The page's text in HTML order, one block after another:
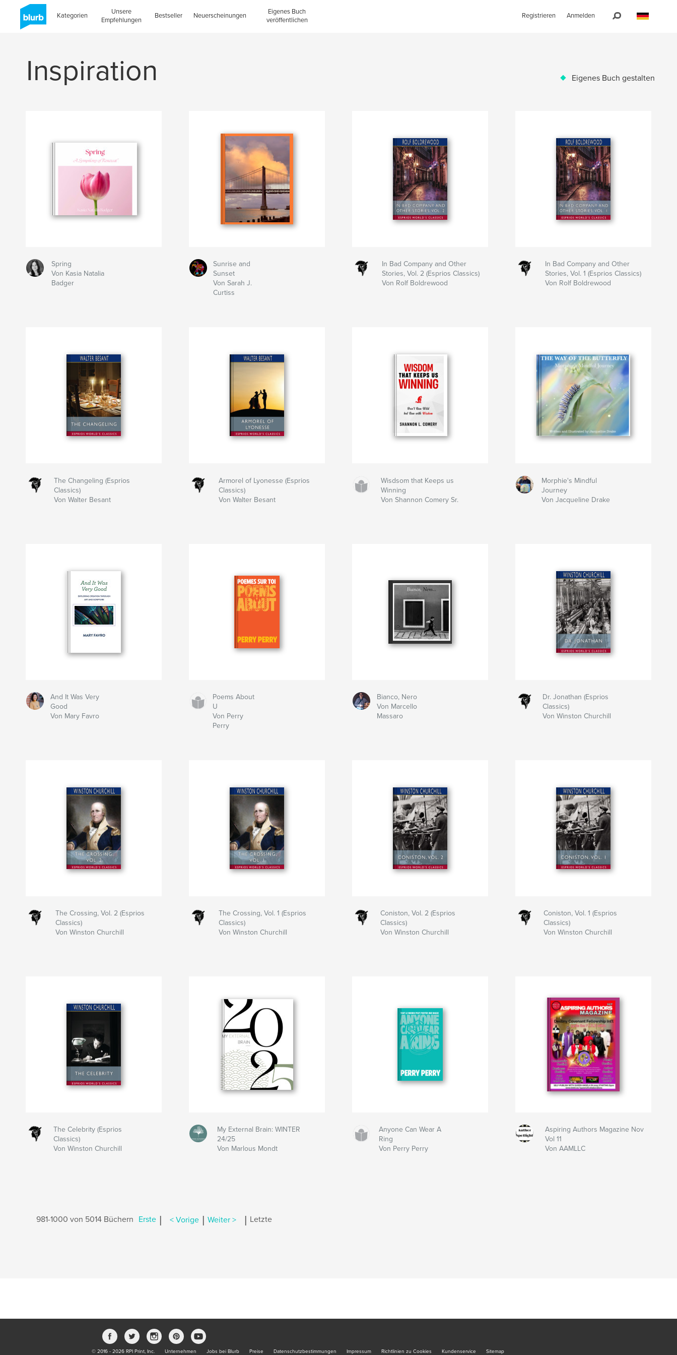
Kategorien
Unsere
Empfehlungen
Bestseller Neuerscheinungen
Eigenes Buch
veröffentlichen
Registrieren Anmelden
Inspiration Eigenes Buch gestalten
Spring
Von Kasia Natalia
Badger
Sunrise and
Sunset
Von Sarah J.
Curtiss
In Bad Company and Other
Stories, Vol. 2 (Esprios Classics)
Von Rolf Boldrewood
In Bad Company and Other
Stories, Vol. 1 (Esprios Classics)
Von Rolf Boldrewood
The Changeling (Esprios
Classics)
Von Walter Besant
Armorel of Lyonesse (Esprios
Classics)
Von Walter Besant
Wisdsom that Keeps us
Winning
Von Shannon Comery Sr.
Morphie's Mindful
Journey
Von Jacqueline Drake
And It Was Very
Good
Von Mary Favro
Poems About
U
Von Perry
Perry
Bianco, Nero
Von Marcello
Massaro
Dr. Jonathan (Esprios
Classics)
Von Winston Churchill
The Crossing, Vol. 2 (Esprios
Classics)
Von Winston Churchill
The Crossing, Vol. 1 (Esprios
Classics)
Von Winston Churchill
Coniston, Vol. 2 (Esprios
Classics)
Von Winston Churchill
Coniston, Vol. 1 (Esprios
Classics)
Von Winston Churchill
The Celebrity (Esprios
Classics)
Von Winston Churchill
My External Brain: WINTER
24/25
Von Marlous Mondt
Anyone Can Wear A
Ring
Von Perry Perry
Aspiring Authors Magazine Nov
Vol 11
Von AAMLLC
981-1000 von 5014 Büchern Erste < Vorige Weiter > Letzte
© 2016 - 2026 RPI Print, Inc. Unternehmen Jobs bei Blurb Preise Datenschutzbestimmungen Impressum Richtlinien zu Cookies Kundenservice Sitemap